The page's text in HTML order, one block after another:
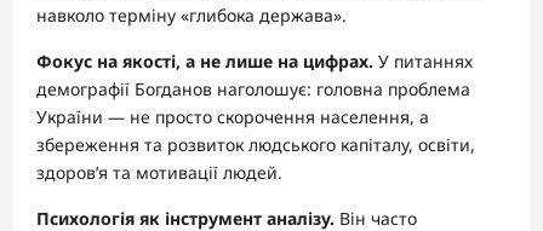
навколо терміну «глибока держава».
Фокус на якості, а не лише на цифрах. У питаннях
демографії Богданов наголошує: головна проблема
України — не просто скорочення населення, а
збереження та розвиток людського капіталу, освіти,
здоров’я та мотивації людей.
Психологія як інструмент аналізу. Він часто